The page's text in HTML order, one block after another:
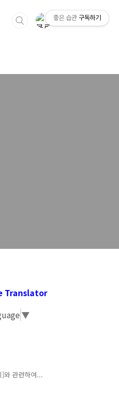
Translator
▼
와 관련하여...
좋은 습관 구독하기